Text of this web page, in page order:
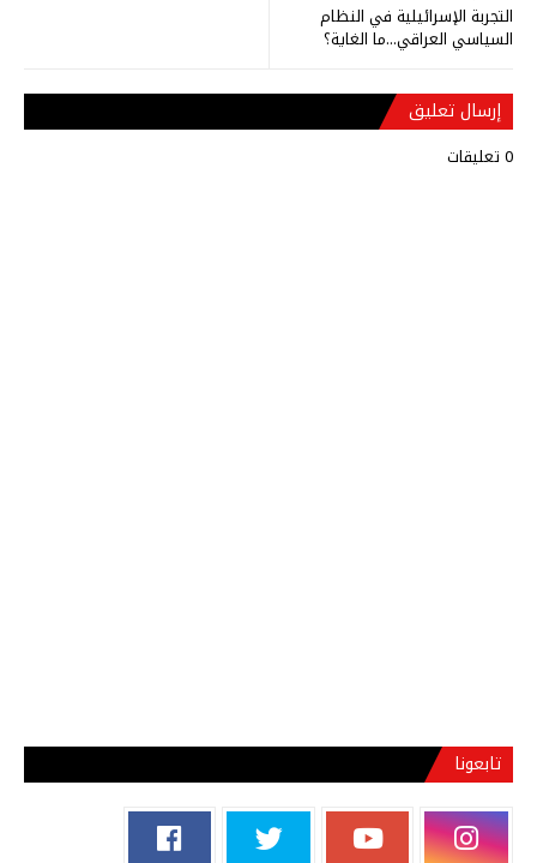
التجربة الإسرائيلية في النظام
السياسي العراقي...ما الغاية؟
إرسال تعليق
0 تعليقات
تابعونا